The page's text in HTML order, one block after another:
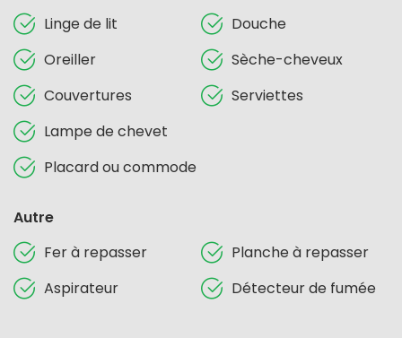
Linge de lit
Oreiller
Couvertures
Lampe de chevet
Placard ou commode
Douche
Sèche-cheveux
Serviettes
Autre
Fer à repasser
Planche à repasser
Aspirateur
Détecteur de fumée